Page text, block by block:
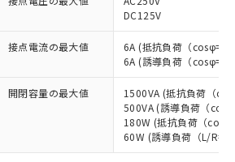
DC125V
接点電流の最大値
6A (抵抗負荷（cosφ=1
6A (誘導負荷（
開閉容量の最大値
1500VA (抵抗負荷（
500VA (誘導負荷（
180W (抵抗負荷（
60W (誘導負荷（L/
：EU RoHS指令（10物質）の
した製品が提供可能な商品で
RoHS指令（10物質）の非含